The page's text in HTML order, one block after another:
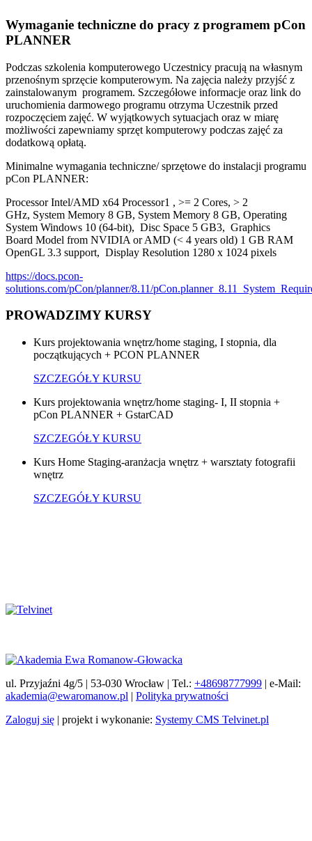
Wymaganie techniczne do pracy z programem pCon
PLANNER
Podczas szkolenia komputerowego Uczestnicy pracują na własnym
przenośnym sprzęcie komputerowym. Na zajęcia należy przyjść z
zainstalowanym programem. Szczegółowe informacje oraz link do
uruchomienia darmowego programu otrzyma Uczestnik przed
rozpoczęciem zajęć. W wyjątkowych sytuacjach oraz w miarę
możliwości zapewniamy sprzęt komputerowy podczas zajęć za
dodatkową opłatą.
Minimalne wymagania techniczne/ sprzętowe do instalacji programu
pCon PLANNER:
ProcessorIntel/AMD x64 Processor1 , >= 2 Cores, > 2
GHz, System Memory 8 GB, System Memory 8 GB, Operating
System Windows 10 (64-bit), Disc Space 5 GB3, Graphics
Board Model from NVIDIA or AMD (< 4 years old) 1 GB RAM
OpenGL 3.3 support, Display Resolution 1280 x 1024 pixels
https://docs.pcon-
solutions.com/pCon/planner/8.11/
PROWADZIMY KURSY
Kurs projektowania wnętrz/home staging, I stopnia, dla
początkujących + PCON PLANNER
SZCZEGÓŁY KURSU
Kurs projektowania wnętrz/home staging- I, II stopnia +
pCon PLANNER + GstarCAD
SZCZEGÓŁY KURSU
Kurs Home Staging-aranżacja wnętrz + warsztaty fotografii
wnętrz
SZCZEGÓŁY KURSU
ul. Przyjaźni 4g/5 | 53-030 Wrocław | Tel.: +48698777999 | e-Mail:
akademia@ewaromanow.pl | Polityka prywatności
Zaloguj się | projekt i wykonanie: Systemy CMS Telvinet.pl